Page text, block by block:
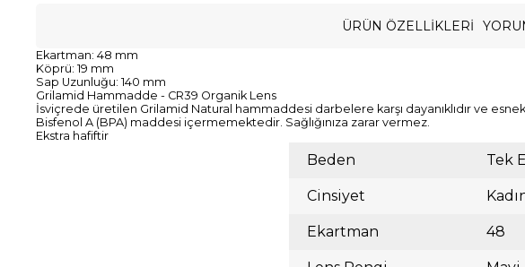
ÜRÜN ÖZELLIKLERI
Ekartman: 48 mm
Köprü: 19 mm
Sap Uzunluğu: 140 mm
Grilamid Hammadde - CR39 Organik Lens
İsviçrede üretilen Grilamid Natural hammaddesi darbelere karşı dayanıklıdır ve
Bisfenol A (BPA) maddesi içermemektedir. Sağlığınıza zarar vermez.
Ekstra hafiftir
Beden Tek
Cinsiyet
Ekartman 48